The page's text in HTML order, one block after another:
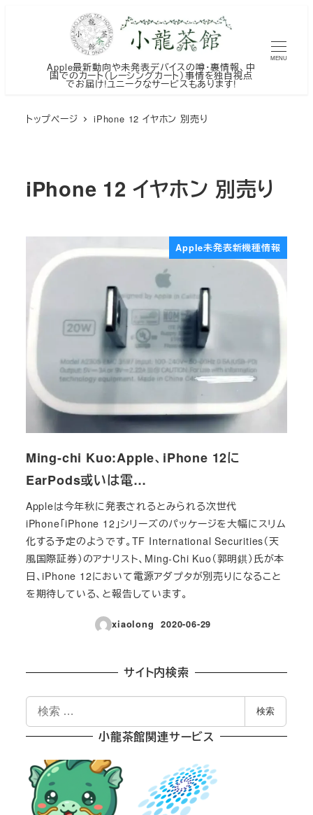
Apple最新動向や未発表デバイスの噂・裏情報、中
国でのカート（レーシングカート）事情を独自視点
でお届け!ユニークなサービスもあります!
MENU
トップページ iPhone 12 イヤホン 別売り
iPhone 12 イヤホン 別売り
Apple未発表新機種情報
Ming-chi Kuo:Apple、iPhone 12に
EarPods或いは電…
Appleは今年秋に発表されるとみられる次世代
iPhone「iPhone 12」シリーズのパッケージを大幅にスリム
化する予定のようです。TF International Securities（天
風国際証券）のアナリスト、Ming-Chi Kuo（郭明錤）氏が本
日、iPhone 12において電源アダプタが別売りになること
を期待している、と報告しています。
xiaolong
投稿日
2020-06-29
サイト内検索
検
索
検索
小龍茶館関連サービス